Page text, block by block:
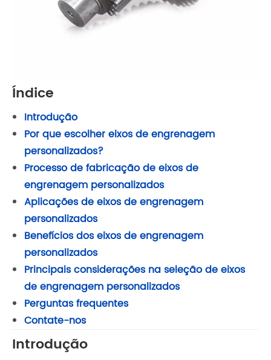
Índice
Introdução
Por que escolher eixos de engrenagem
personalizados?
Processo de fabricação de eixos de
engrenagem personalizados
Aplicações de eixos de engrenagem
personalizados
Benefícios dos eixos de engrenagem
personalizados
Principais considerações na seleção de eixos
de engrenagem personalizados
Perguntas frequentes
Contate-nos
Introdução